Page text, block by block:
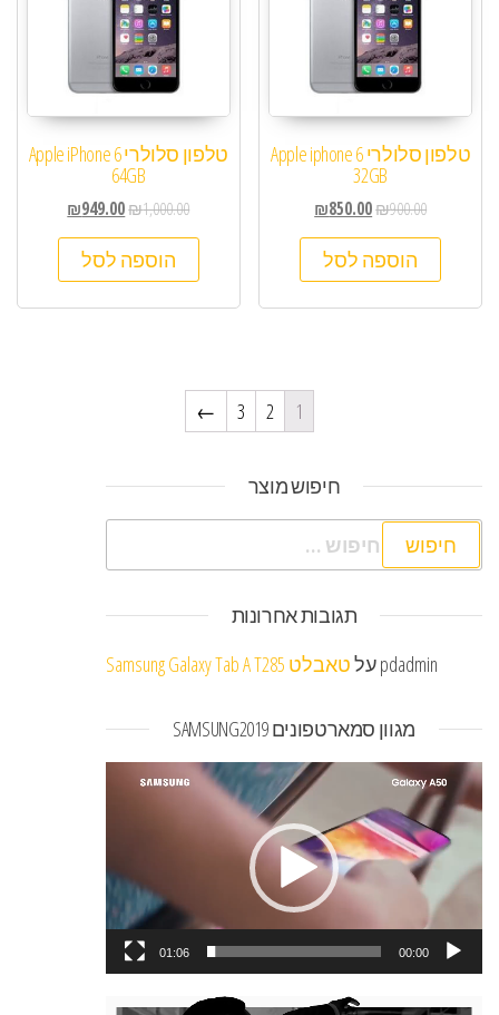
טלפון סלולרי Apple iphone 6
32GB
₪900.00
₪850.00
הוספה לסל
טלפון סלולרי Apple iPhone 6
64GB
₪1,000.00
₪949.00
הוספה לסל
1
2
3
←
חיפוש מוצר
חיפוש:
תגובות אחרונות
pdadminעלטאבלט Samsung Galaxy Tab A T285
מגוון סמארטפונים SAMSUNG2019
נגן
וידאו
00:00
01:06